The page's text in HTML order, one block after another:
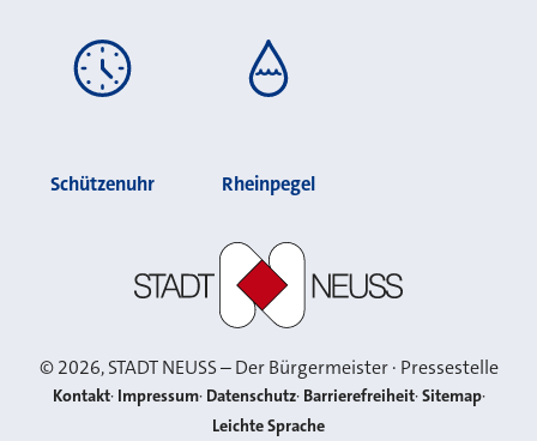
Schützenuhr Rheinpegel
©2026, STADT NEUSS – Der Bürgermeister · Pressestelle
Kontakt Impressum Datenschutz Barrierefreiheit Sitemap
Leichte Sprache